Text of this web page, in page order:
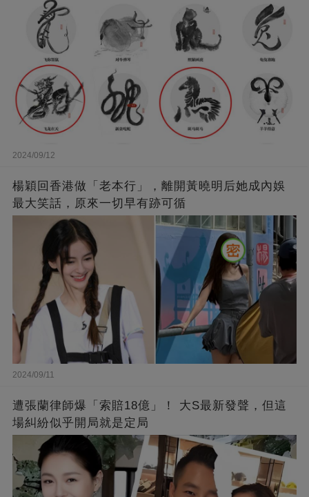
2024/09/12
楊穎回香港做「老本行」，離開黃曉明后她成內娛
最大笑話，原來一切早有跡可循
2024/09/11
遭張蘭律師爆「索賠18億」！ 大S最新發聲，但這
場糾紛似乎開局就是定局